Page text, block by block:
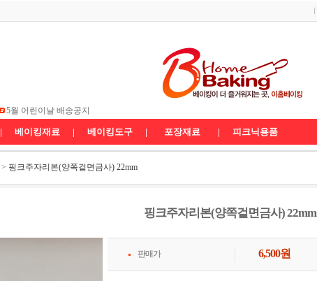
5월 어린이날 배송공지
| 베이킹재료 | 베이킹도구 | 포장재료 | 피크닉용품
> 핑크주자리본(양쪽겉면금사) 22mm
핑크주자리본(양쪽겉면금사) 22mm
판매가 6,500원